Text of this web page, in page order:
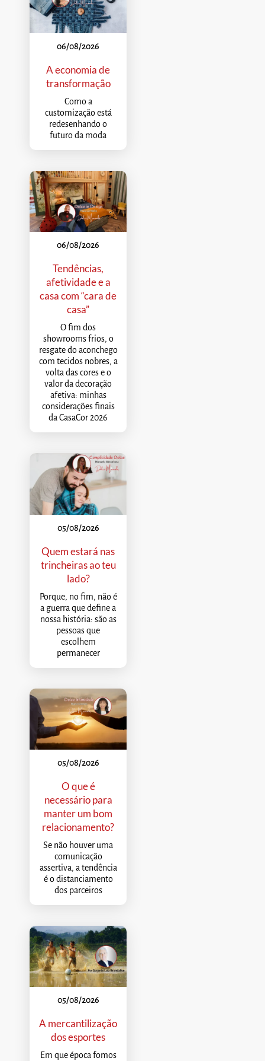
06/08/2026
A economia de
transformação
Como a
customização está
redesenhando o
futuro da moda
06/08/2026
Tendências,
afetividade e a
casa com “cara de
casa”
O fim dos
showrooms frios, o
resgate do aconchego
com tecidos nobres, a
volta das cores e o
valor da decoração
afetiva: minhas
considerações finais
da CasaCor 2026
05/08/2026
Quem estará nas
trincheiras ao teu
lado?
Porque, no fim, não é
a guerra que define a
nossa história: são as
pessoas que
escolhem
permanecer
05/08/2026
O que é
necessário para
manter um bom
relacionamento?
Se não houver uma
comunicação
assertiva, a tendência
é o distanciamento
dos parceiros
05/08/2026
A mercantilização
dos esportes
Em que época fomos